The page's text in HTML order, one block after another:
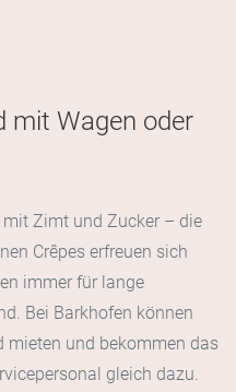
mit Wagen oder
Zimt und Zucker – die
Crêpes erfreuen sich
immer für lange
Bei Barkhofen können
mieten und bekommen das
gleich dazu.